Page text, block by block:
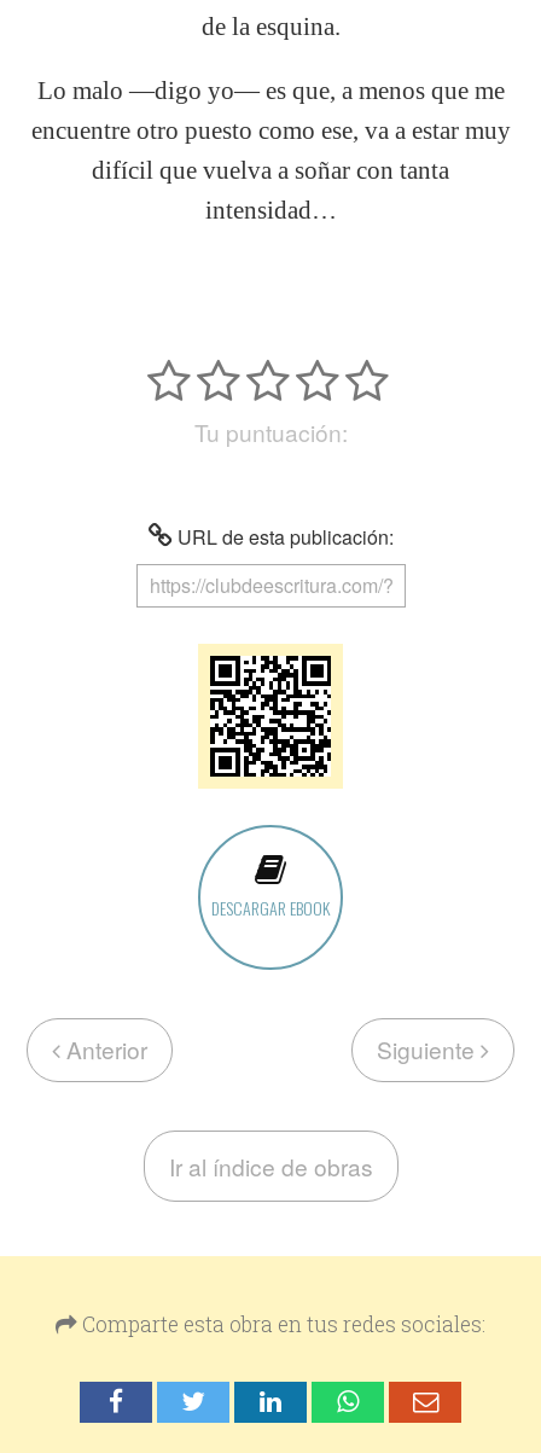
de la esquina.
Lo malo —digo yo— es que, a menos que me
encuentre otro puesto como ese, va a estar muy
difícil que vuelva a soñar con tanta
intensidad…
Tu puntuación:
URL de esta publicación:
DESCARGAR EBOOK
Anterior Siguiente
Ir al índice de obras
Comparte esta obra en tus redes sociales: